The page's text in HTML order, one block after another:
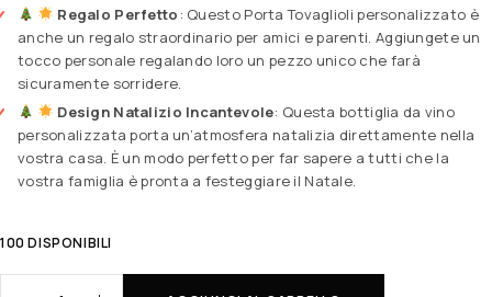
Regalo Perfetto : Questo Porta Tovaglioli personalizzato è
anche un regalo straordinario per amici e parenti. Aggiungete un
tocco personale regalando loro un pezzo unico che farà
sicuramente sorridere.
Design Natalizio Incantevole: Questa bottiglia da vino
personalizzata porta un’atmosfera natalizia direttamente nella
vostra casa. È un modo perfetto per far sapere a tutti che la
vostra famiglia è pronta a festeggiare il Natale.
100 DISPONIBILI